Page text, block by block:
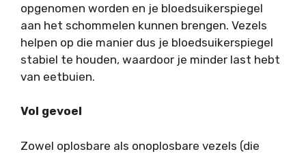
opgenomen worden en je bloedsuikerspiegel
aan het schommelen kunnen brengen. Vezels
helpen op die manier dus je bloedsuikerspiegel
stabiel te houden, waardoor je minder last hebt
van eetbuien.
Vol gevoel
Zowel oplosbare als onoplosbare vezels (die